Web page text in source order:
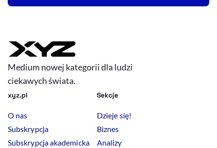
Medium nowej kategorii dla ludzi
ciekawych świata.
xyz.pl
O nas
Subskrypcja
Subskrypcja akademicka
Sekcje
Dzieje się!
Biznes
Analizy